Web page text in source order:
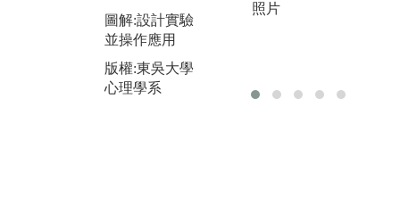
圖解:設計實驗
並操作應用
版權:東吳大學
心理學系
圖解:實作技巧
照片